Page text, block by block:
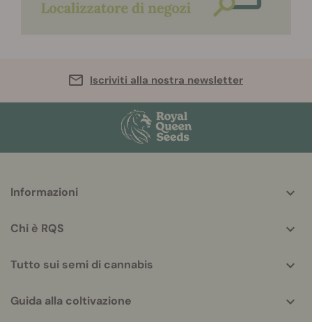
Iscriviti alla nostra newsletter
helpful
Informazioni
Chi è RQS
Tutto sui semi di cannabis
Guida alla coltivazione